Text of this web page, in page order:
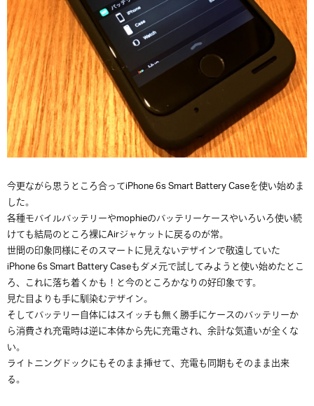
今更ながら思うところ合ってiPhone 6s Smart Battery Caseを使い始めま
した。
各種モバイルバッテリーやmophieのバッテリーケースやいろいろ使い続
けても結局のところ裸にAirジャケットに戻るのが常。
世間の印象同様にそのスマートに見えないデザインで敬遠していた
iPhone 6s Smart Battery Caseもダメ元で試してみようと使い始めたとこ
ろ、これに落ち着くかも！と今のところかなりの好印象です。
見た目よりも手に馴染むデザイン。
そしてバッテリー自体にはスイッチも無く勝手にケースのバッテリーか
ら消費され充電時は逆に本体から先に充電され、余計な気遣いが全くな
い。
ライトニングドックにもそのまま挿せて、充電も同期もそのまま出来
る。